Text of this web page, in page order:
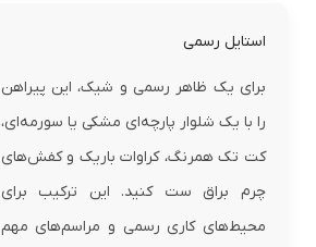
استایل رسمی
برای یک ظاهر رسمی و شیک، این پیراهن
را با یک شلوار پارچه‌ای مشکی یا سورمه‌ای،
کت تک همرنگ، کراوات باریک و کفش‌های
چرم براق ست کنید. این ترکیب برای
محیط‌های کاری رسمی و مراسم‌های مهم